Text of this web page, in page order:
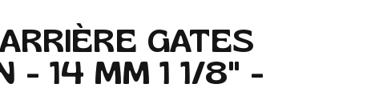
GATES
- 14 MM 1 1/8" -